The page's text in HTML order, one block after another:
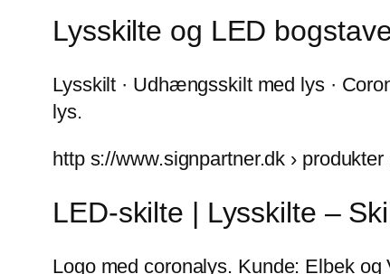
Lysskilte og LED
Lysskilt · Udhængsskilt med lys ·
lys.
http s://www.signpartner.dk ›
LED-skilte | Lysskilte –
Logo med coronalys. Kunde: Elbek